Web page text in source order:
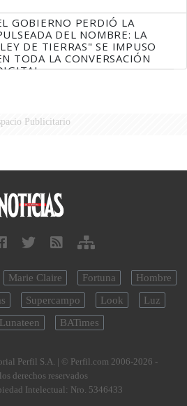
GOBIERNO PERDIÓ LA
DEL NOMBRE: LA
DE TIERRAS" SE IMPUSO
TODA LA CONVERSACIÓN
Publicitario
Marie Claire Fortuna
Hombre
Supercampo Look
Luz
Lunateen BATimes
Perfil S.A. | © Perfil.com 2006-2026 -
derechos reservados
Intelectual: Nro. 5346433